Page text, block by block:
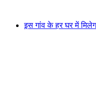
इस गांव के हर घर में